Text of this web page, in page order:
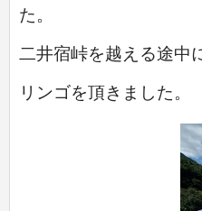
た。
二井宿峠を越える途
リンゴを頂きました。